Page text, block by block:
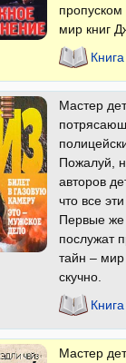
мир книг
Мастер
Пожалуй,
авторов
что все
Первые же
послужат
тайн –
скучно.
Мастер